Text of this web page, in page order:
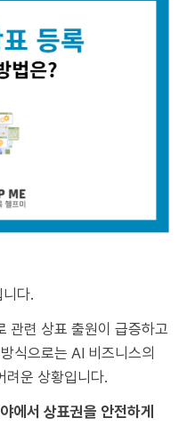
다.
관련 상표 출원이 급증하고
식으로는 AI 비즈니스의
려운 상황입니다.
에서 상표권을 안전하게